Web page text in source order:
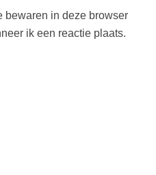
bewaren in deze browser
ik een reactie plaats.